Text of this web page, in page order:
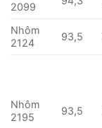
2099
Nhôm
2124
93,5
Nhôm
2195
93,5